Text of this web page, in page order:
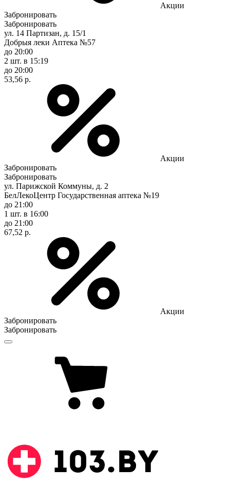
Акции
Забронировать
Забронировать
ул. 14 Партизан, д. 15/1
Добрыя леки Аптека №57
до 20:00
2 шт. в 15:19
до 20:00
53,56 р.
Акции
Забронировать
Забронировать
ул. Парижской Коммуны, д. 2
БелЛекоЦентр Государственная аптека №19
до 21:00
1 шт. в 16:00
до 21:00
67,52 р.
Акции
Забронировать
Забронировать